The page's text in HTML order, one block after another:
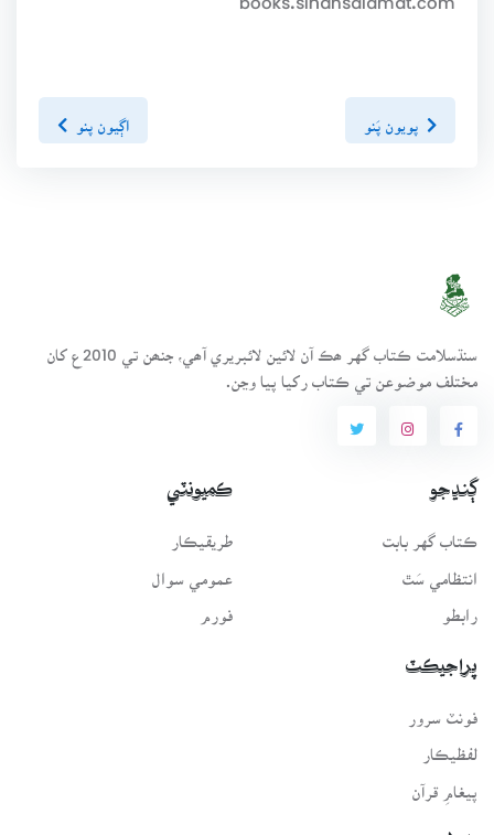
پويون پَنو اڳيون پنو
سنڌسلامت ڪتاب گهر ھڪ آن لائين لائبريري آھي، جنھن تي 2010ع کان
مختلف موضوعن تي ڪتاب رکيا پيا وڃن.
ڳنڍجو
ڪتاب گهر بابت
انتظامي سَٿ
رابطو
ڪميونٽي
طريقيڪار
عمومي سوال
فورم
پراجيڪٽ
لفظيڪار
پيغامِ قرآن